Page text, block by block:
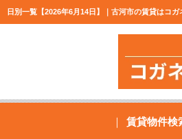
日別一覧【2026年6月14日】｜古河市の賃貸はコ
賃貸物件検